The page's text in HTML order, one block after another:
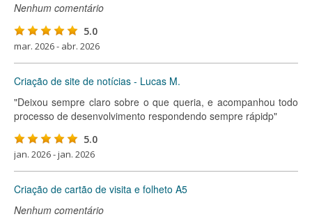
Nenhum comentário
5.0
mar. 2026 - abr. 2026
Criação de site de notícias - Lucas M.
"Deixou sempre claro sobre o que queria, e acompanhou todo
processo de desenvolvimento respondendo sempre rápidp"
5.0
jan. 2026 - jan. 2026
Criação de cartão de visita e folheto A5
Nenhum comentário